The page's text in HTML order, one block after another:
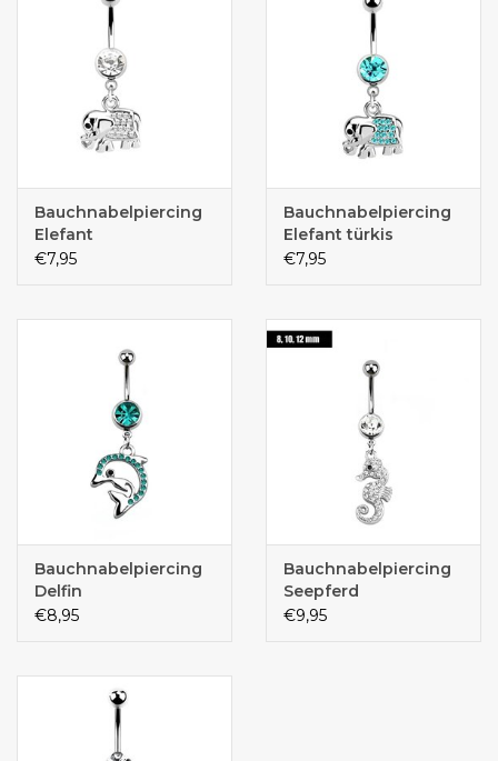
Bauchnabelpiercing
Elefant
€7,95
Bauchnabelpiercing
Elefant türkis
€7,95
Bauchnabelpiercing
Delfin
€8,95
Bauchnabelpiercing
Seepferd
€9,95